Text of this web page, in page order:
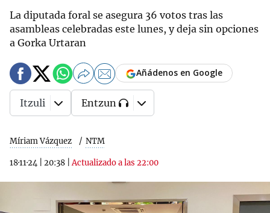
La diputada foral se asegura 36 votos tras las
asambleas celebradas este lunes, y deja sin opciones
a Gorka Urtaran
Míriam Vázquez NTM
18·11·24 20:38 |Actualizado a las 22:00
Añádenos en Google
Itzuli Entzun